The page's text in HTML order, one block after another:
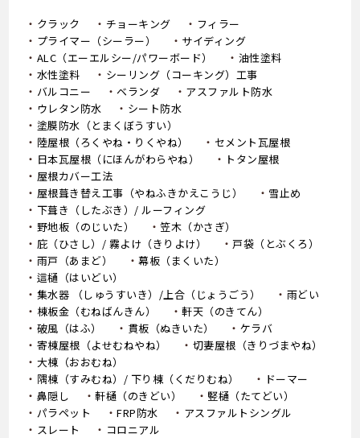
クラック チョーキング
フィラー
プライマー（シーラー）
サイディング
ALC（エーエルシー/パワーボード）
油性塗料
水性塗料
シーリング（コーキング）工事
バルコニー
ベランダ
アスファルト防水
ウレタン防水
シート防水
塗膜防水（とまくぼうすい）
陸屋根（ろくやね・りくやね）
セメント瓦屋根
日本瓦屋根（にほんがわらやね）
トタン屋根
屋根カバー工法
屋根葺き替え工事（やねふきかえこうじ）
雪止め
下葺き（したぶき）/ ルーフィング
野地板（のじいた）
笠木（かさぎ）
庇（ひさし）/ 霧よけ（きりよけ）
戸袋（とぶくろ）
雨戸（あまど）
幕板（まくいた）
這樋（はいどい）
集水器 （しゅうすいき）/上合（じょうごう）
雨どい
棟板金（むねばんきん）
軒天（のきてん）
破風（はふ）
貫板（ぬきいた）
ケラバ
寄棟屋根（よせむねやね）
切妻屋根（きりづまやね）
大棟（おおむね）
隅棟（すみむね）/ 下り棟（くだりむね）
ドーマー
鼻隠し
軒樋（のきどい）
竪樋（たてどい）
パラペット
FRP防水
アスファルトシングル
スレート
コロニアル